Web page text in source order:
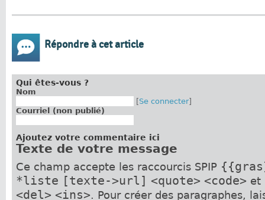
Répondre à cet article
Qui êtes-vous ?
Nom
[Se connecter]
Courriel (non publié)
Ajoutez votre commentaire ici
Texte de votre message
Ce champ accepte les raccourcis SPIP
*liste [texte->url] <quote> <code>et
<del> <ins>. Pour créer des paragraphes,